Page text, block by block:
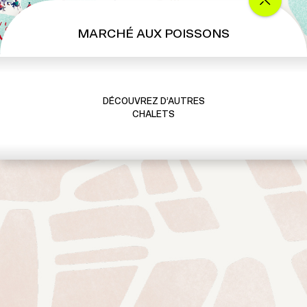
MARCHÉ AUX POISSONS
DÉCOUVREZ D’AUTRES
CHALETS